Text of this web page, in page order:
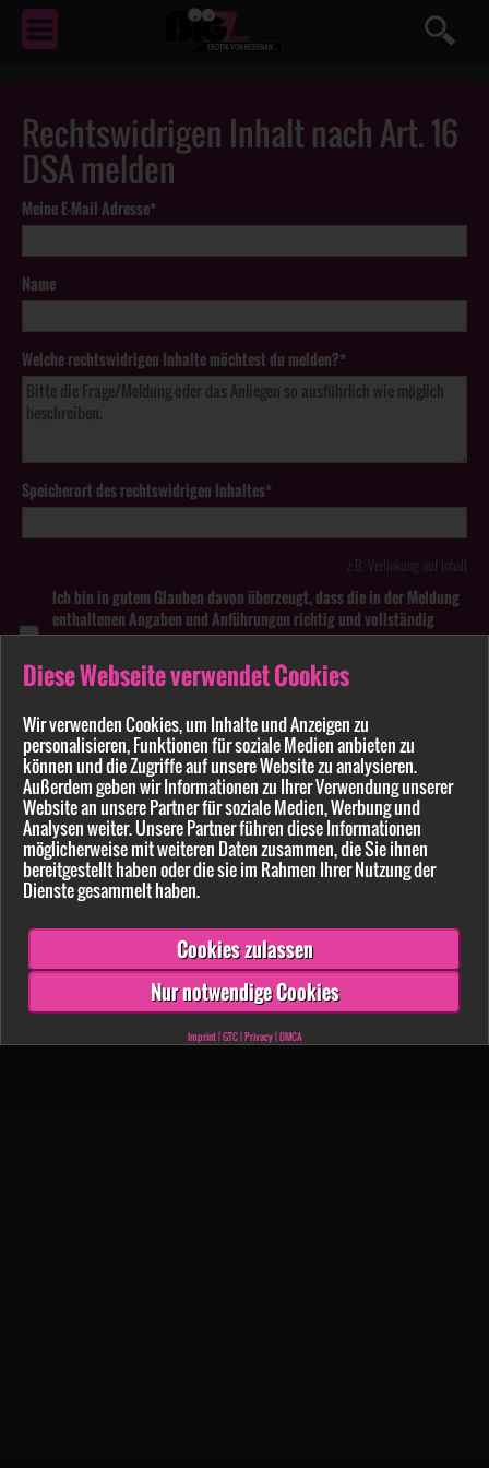
Diese Webseite verwendet Cookies
Wir verwenden Cookies, um Inhalte und Anzeigen zu
personalisieren, Funktionen für soziale Medien anbieten zu
können und die Zugriffe auf unsere Website zu analysieren.
Außerdem geben wir Informationen zu Ihrer Verwendung unserer
Website an unsere Partner für soziale Medien, Werbung und
Analysen weiter. Unsere Partner führen diese Informationen
möglicherweise mit weiteren Daten zusammen, die Sie ihnen
bereitgestellt haben oder die sie im Rahmen Ihrer Nutzung der
Dienste gesammelt haben.
Cookies zulassen
Nur notwendige Cookies
Imprint|GTC|Privacy|DMCA
EROTIKVON NEBENAN ...
Rechtswidrigen Inhalt nach Art. 16
DSA melden
Meine E-Mail Adresse*
Name
Welche rechtswidrigen Inhalte möchtest du melden?*
Speicherort des rechtswidrigen Inhaltes*
z.B. Verlinkung auf Inhalt
Ich bin in gutem Glauben davon überzeugt, dass die in der Meldung
enthaltenen Angaben und Anführungen richtig und vollständig
sind. Wissentlich falsche oder irreführende Meldungen zu
rechtswidrigen Inhalten können strafbar sein.
Pflichtfelder sind mit * markiert
Bitte beachten Sie unsereDatenschutzerklärung.